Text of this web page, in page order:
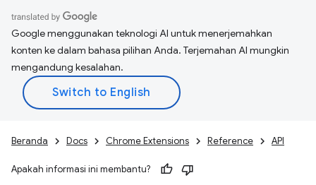
Google menggunakan teknologi AI untuk menerjemahkan
konten ke dalam bahasa pilihan Anda. Terjemahan AI mungkin
mengandung kesalahan.
Beranda Docs Chrome Extensions Reference API
Apakah informasi ini membantu?